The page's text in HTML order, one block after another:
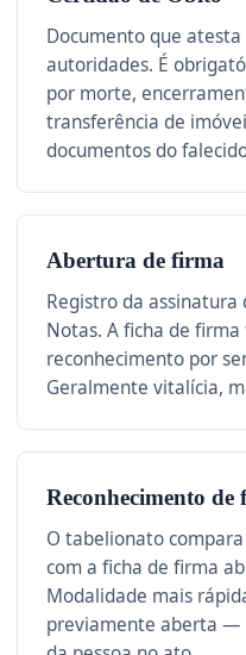
Documento que
autoridades. É
por morte,
transferência de
documentos do
Abertura de firma
Registro da assinatura
Notas. A ficha de
reconhecimento por
Geralmente vitalícia,
Reconhecimento
O tabelionato
com a ficha de firma
Modalidade mais
previamente aberta —